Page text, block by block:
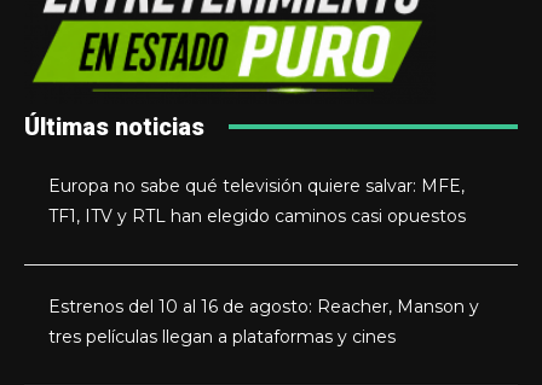
Últimas noticias
Europa no sabe qué televisión quiere salvar: MFE,
TF1, ITV y RTL han elegido caminos casi opuestos
Estrenos del 10 al 16 de agosto: Reacher, Manson y
tres películas llegan a plataformas y cines